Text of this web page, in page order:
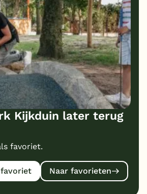
Kijkduin later terug
favoriet.
favoriet Naar favorieten